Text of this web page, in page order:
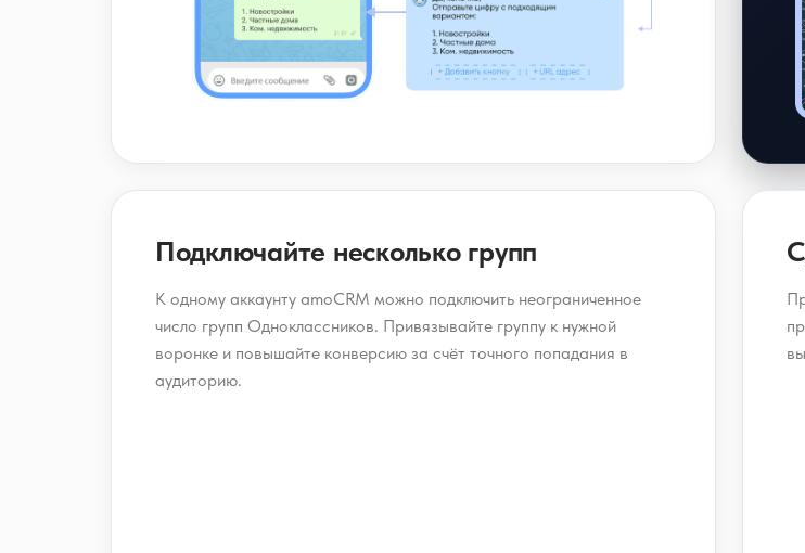
Подключайте несколько групп
К одному аккаунту amoCRM можно подключить неограниченное
число групп Одноклассников. Привязывайте группу к нужной
воронке и повышайте конверсию за счёт точного попадания в
аудиторию.